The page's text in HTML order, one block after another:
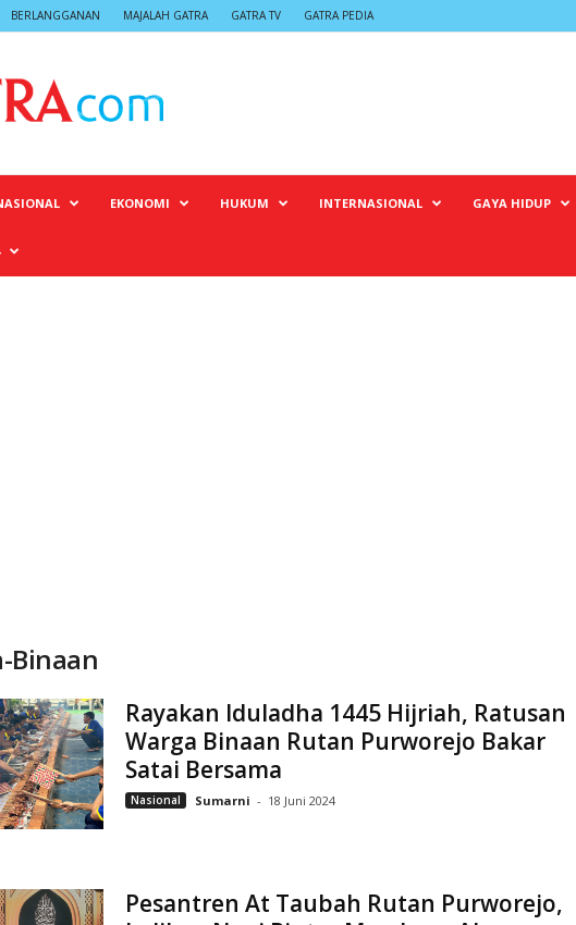
BERLANGGANAN MAJALAH GATRA GATRA TV GATRA PEDIA
EKONOMI HUKUM INTERNASIONAL GAYA HIDUP
Binaan
Rayakan Iduladha 1445 Hijriah, Ratusan
Warga Binaan Rutan Purworejo Bakar
Satai Bersama
Nasional Sumarni - 18 Juni 2024
Pesantren At Taubah Rutan Purworejo,